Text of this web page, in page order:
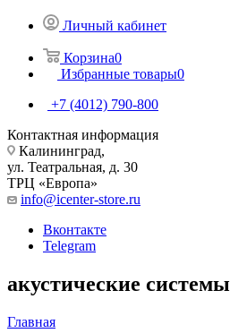
Личный кабинет
Корзина0
Избранные товары0
+7 (4012) 790-800
Контактная информация
Калининград,
ул. Театральная, д. 30
ТРЦ «Европа»
info@icenter-store.ru
Вконтакте
Telegram
акустические системы
Главная